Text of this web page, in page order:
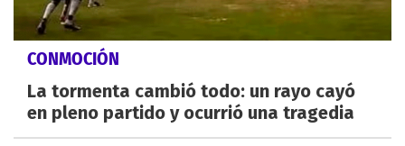
CONMOCIÓN
La tormenta cambió todo: un rayo cayó
en pleno partido y ocurrió una tragedia